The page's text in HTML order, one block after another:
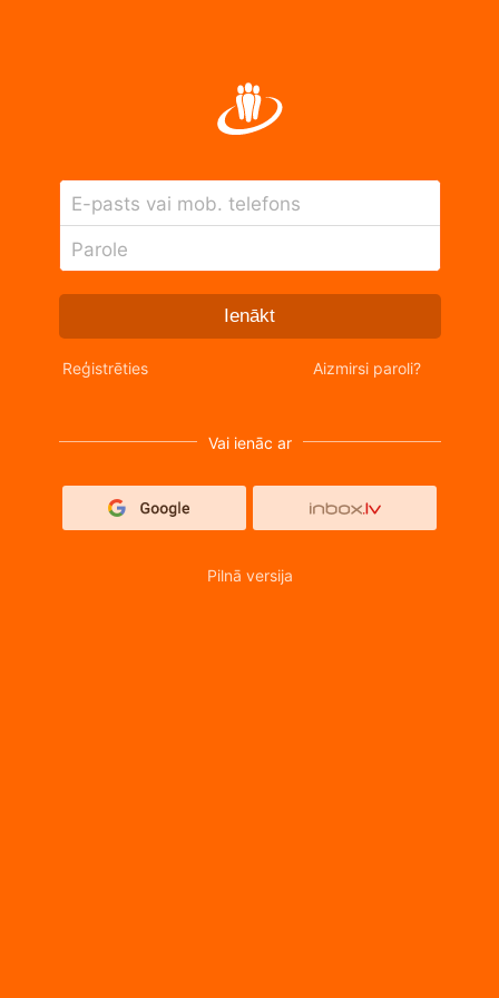
E-pasts vai mob. telefons
Parole
Ienākt
Reģistrēties Aizmirsi paroli?
Vai ienāc ar
Pilnā versija